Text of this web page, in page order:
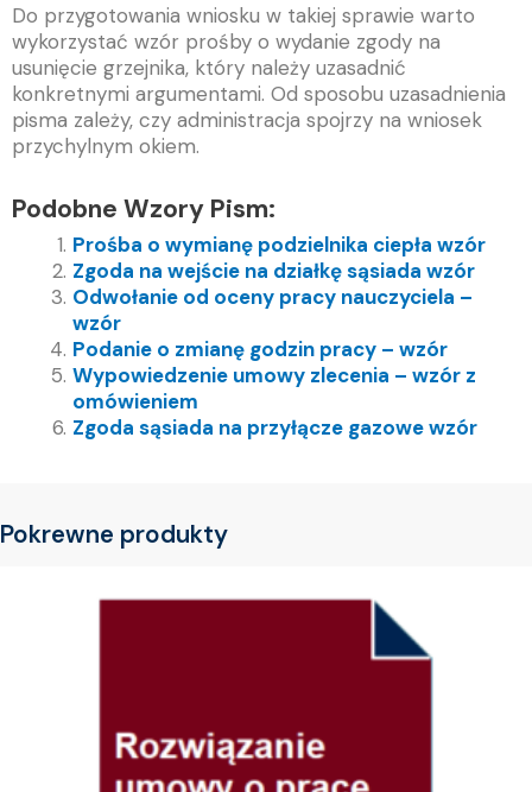
Do przygotowania wniosku w takiej sprawie warto
wykorzystać wzór prośby o wydanie zgody na
usunięcie grzejnika, który należy uzasadnić
konkretnymi argumentami. Od sposobu uzasadnienia
pisma zależy, czy administracja spojrzy na wniosek
przychylnym okiem.
Podobne Wzory Pism:
Prośba o wymianę podzielnika ciepła wzór
Zgoda na wejście na działkę sąsiada wzór
Odwołanie od oceny pracy nauczyciela –
wzór
Podanie o zmianę godzin pracy – wzór
Wypowiedzenie umowy zlecenia – wzór z
omówieniem
Zgoda sąsiada na przyłącze gazowe wzór
Pokrewne produkty